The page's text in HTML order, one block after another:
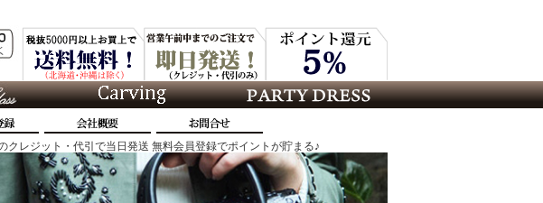
レジット・代引で当日発送 無料会員登録でポイントが貯まる♪